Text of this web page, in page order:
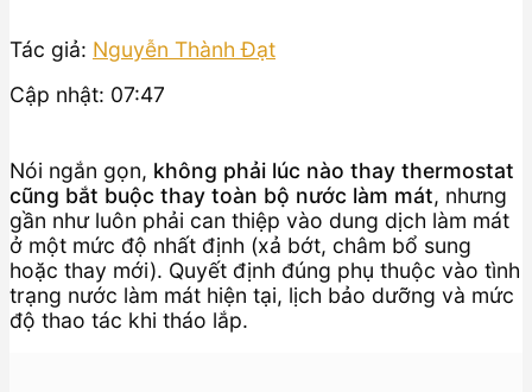
Tác giả: Nguyễn Thành Đạt
Cập nhật: 07:47
Nói ngắn gọn, không phải lúc nào thay thermostat
cũng bắt buộc thay toàn bộ nước làm mát, nhưng
gần như luôn phải can thiệp vào dung dịch làm mát
ở một mức độ nhất định (xả bớt, châm bổ sung
hoặc thay mới). Quyết định đúng phụ thuộc vào tình
trạng nước làm mát hiện tại, lịch bảo dưỡng và mức
độ thao tác khi tháo lắp.